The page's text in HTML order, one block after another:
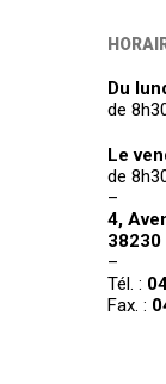
Du
de
Le
de
–
4,
38230
–
Tél. :
Fax. :